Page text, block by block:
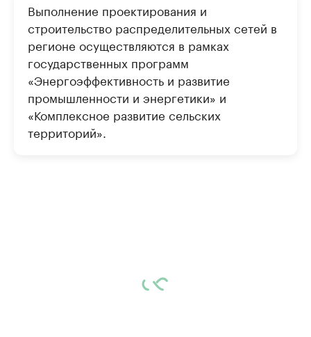
Выполнение проектирования и
строительство распределительных сетей в
регионе осуществляются в рамках
государственных программ
«Энергоэффективность и развитие
промышленности и энергетики» и
«Комплексное развитие сельских
территорий».